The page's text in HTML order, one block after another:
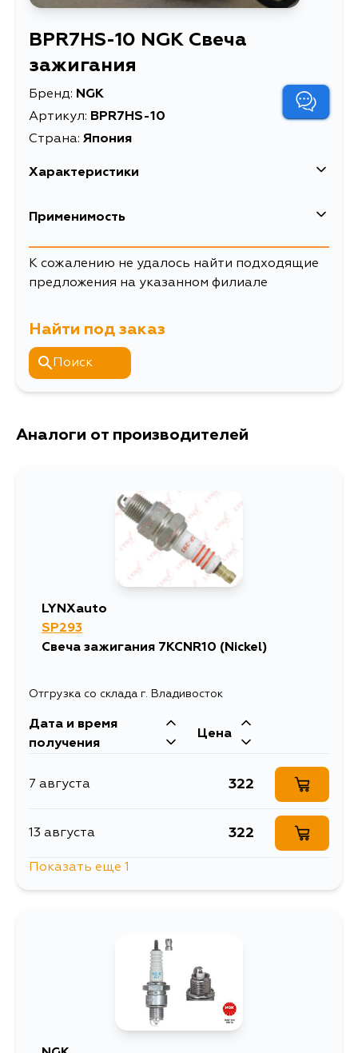
BPR7HS-10 NGK Свеча
зажигания
Бренд: NGK
Артикул: BPR7HS-10
Страна: Япония
Характеристики
EAN-13
Описание Свеча зажигания
Применимость
Mazda
Кузов Двигатель
BJFP, BJFW, YR46U15, YR46U35,
ZR16U65, ZR16U85, ZR16UX5
Кузов
BJ3PF, BJ5PF, BJ5WF, BJ8WF,
BJEPF
К сожалению не удалось найти подходящие
предложения на указанном филиале
Найти под заказ
Поиск
Аналоги от производителей
LYNXauto
SP293
Свеча зажигания 7KCNR10 (Nickel)
Отгрузка со склада г. Владивосток
Дата и время
получения
Цена
7 августа 322
13 августа 322
Показать еще 1